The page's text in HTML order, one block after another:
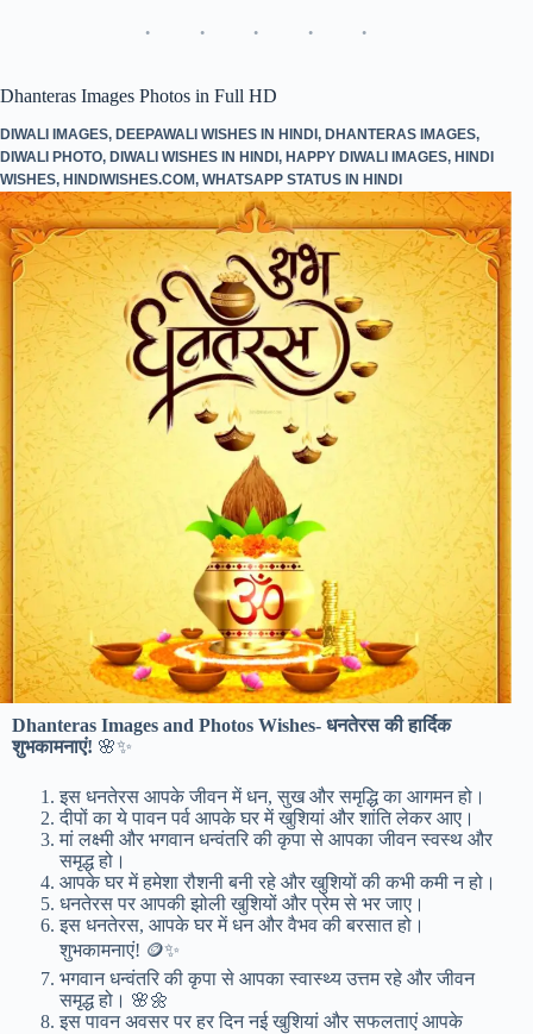
A
In
Dhanteras Images Photos in Full HD
DIWALI IMAGES, DEEPAWALI WISHES IN HINDI , DHANTERAS IMAGES,
DIWALI PHOTO, DIWALI WISHES IN HINDI , HAPPY DIWALI IMAGES, HINDI
WISHES, HINDIWISHES.COM, WHATSAPP STATUS IN HINDI
Dhanteras Images and Photos Wishes- धनतेरस की हार्दिक
शुभकामनाएं! 🌸✨
इस धनतेरस आपके जीवन में धन, सुख और समृद्धि का आगमन हो।
दीपों का ये पावन पर्व आपके घर में खुशियां और शांति लेकर आए।
मां लक्ष्मी और भगवान धन्वंतरि की कृपा से आपका जीवन स्वस्थ और
समृद्ध हो।
आपके घर में हमेशा रौशनी बनी रहे और खुशियों की कभी कमी न हो।
धनतेरस पर आपकी झोली खुशियों और प्रेम से भर जाए।
इस धनतेरस, आपके घर में धन और वैभव की बरसात हो।
शुभकामनाएं! 🪙✨
भगवान धन्वंतरि की कृपा से आपका स्वास्थ्य उत्तम रहे और जीवन
समृद्ध हो। 🌸🌼
इस पावन अवसर पर हर दिन नई खुशियां और सफलताएं आपके